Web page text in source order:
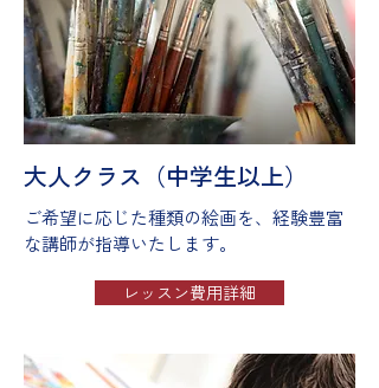
大人クラス（中学生以上）
ご希望に応じた種類の絵画を、経験豊富
な講師が指導いたします。
レッスン費用詳細